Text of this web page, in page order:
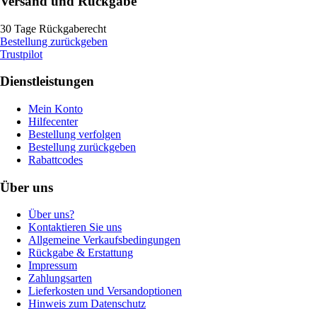
30 Tage Rückgaberecht
Bestellung zurückgeben
Trustpilot
Dienstleistungen
Mein Konto
Hilfecenter
Bestellung verfolgen
Bestellung zurückgeben
Rabattcodes
Über uns
Über uns?
Kontaktieren Sie uns
Allgemeine Verkaufsbedingungen
Rückgabe & Erstattung
Impressum
Zahlungsarten
Lieferkosten und Versandoptionen
Hinweis zum Datenschutz